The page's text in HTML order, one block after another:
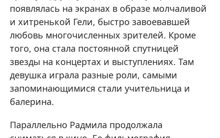
появлялась на экранах в образе молчаливой
и хитренькой Гели, быстро завоевавшей
любовь многочисленных зрителей. Кроме
того, она стала постоянной спутницей
звезды на концертах и выступлениях. Там
девушка играла разные роли, самыми
запоминающимися стали учительница и
балерина.
Параллельно Радмила продолжала